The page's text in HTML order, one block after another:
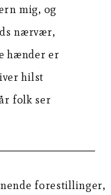
mig, og
nærvær,
hænder er
hilst
folk ser
forestillinger,